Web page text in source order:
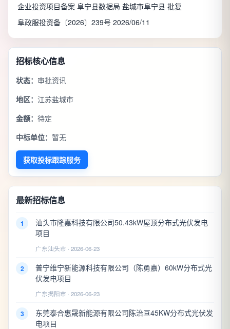
企业投资项目备案 阜宁县数据局 盐城市阜宁县 批复
阜政服投资备〔2026〕239号 2026/06/11
招标核心信息
状态： 审批资讯
地区： 江苏盐城市
金额： 待定
中标单位： 暂无
获取投标跟踪服务
最新招标信息
1
汕头市隆嘉科技有限公司50.43kW屋顶分布式光伏发电
项目
广东汕头市 · 2026-06-23
2
普宁维宁新能源科技有限公司（陈勇嘉）60kW分布式光
伏发电项目
广东揭阳市 · 2026-06-23
3
东莞泰合惠晟新能源有限公司陈治亘45KW分布式光伏发
电项目